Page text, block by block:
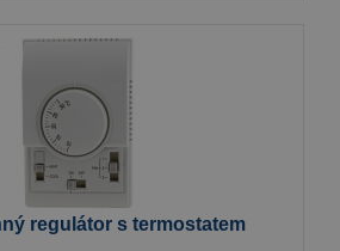
regulátor s termostatem